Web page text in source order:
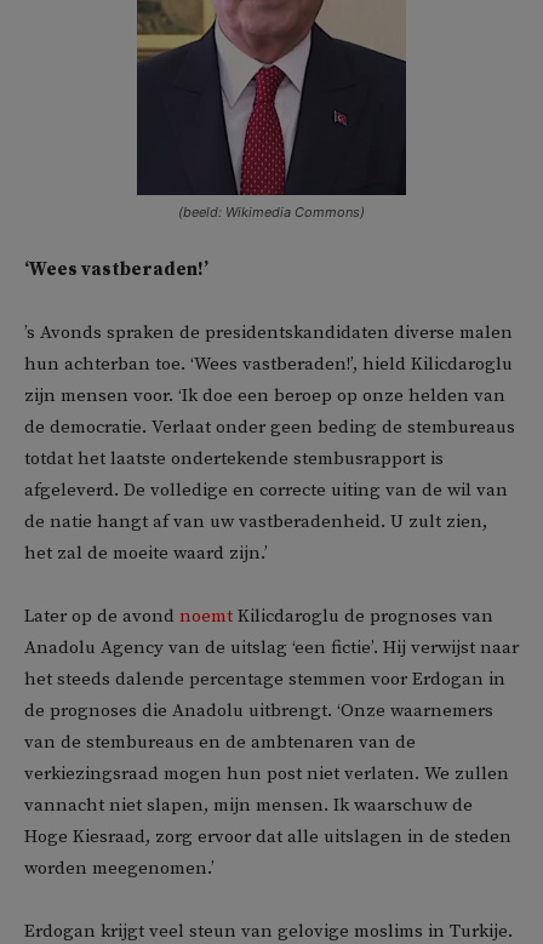
(beeld: Wikimedia Commons)
‘Wees vastberaden!’
’s Avonds spraken de presidentskandidaten diverse malen
hun achterban toe. ‘Wees vastberaden!’, hield Kilicdaroglu
zijn mensen voor. ‘Ik doe een beroep op onze helden van
de democratie. Verlaat onder geen beding de stembureaus
totdat het laatste ondertekende stembusrapport is
afgeleverd. De volledige en correcte uiting van de wil van
de natie hangt af van uw vastberadenheid. U zult zien,
het zal de moeite waard zijn.’
Later op de avond noemt Kilicdaroglu de prognoses van
Anadolu Agency van de uitslag ‘een fictie’. Hij verwijst naar
het steeds dalende percentage stemmen voor Erdogan in
de prognoses die Anadolu uitbrengt. ‘Onze waarnemers
van de stembureaus en de ambtenaren van de
verkiezingsraad mogen hun post niet verlaten. We zullen
vannacht niet slapen, mijn mensen. Ik waarschuw de
Hoge Kiesraad, zorg ervoor dat alle uitslagen in de steden
worden meegenomen.’
Erdogan krijgt veel steun van gelovige moslims in Turkije.